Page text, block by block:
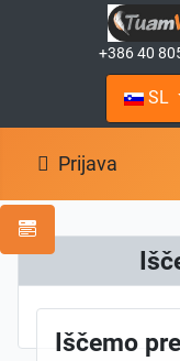
+386 40
SL
Prijava
Iščemo